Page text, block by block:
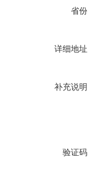
省
详细地
补充说
验证